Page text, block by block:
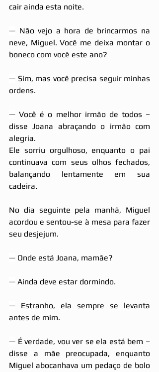
cair ainda esta noite.
— Não vejo a hora de brincarmos na
neve, Miguel. Você me deixa montar o
boneco com você este ano?
— Sim, mas você precisa seguir minhas
ordens.
— Você é o melhor irmão de todos –
disse Joana abraçando o irmão com
alegria.
Ele sorriu orgulhoso, enquanto o pai
continuava com seus olhos fechados,
balançando lentamente em sua
cadeira.
No dia seguinte pela manhã, Miguel
acordou e sentou-se à mesa para fazer
seu desjejum.
— Onde está Joana, mamãe?
— Ainda deve estar dormindo.
— Estranho, ela sempre se levanta
antes de mim.
— É verdade, vou ver se ela está bem –
disse a mãe preocupada, enquanto
Miguel abocanhava um pedaço de bolo